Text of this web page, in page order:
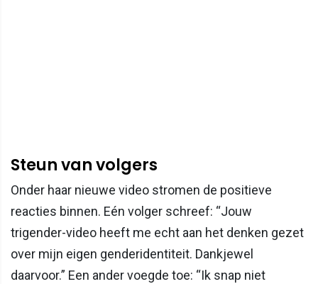
Steun van volgers
Onder haar nieuwe video stromen de positieve
reacties binnen. Eén volger schreef: “Jouw
trigender-video heeft me echt aan het denken gezet
over mijn eigen genderidentiteit. Dankjewel
daarvoor.” Een ander voegde toe: “Ik snap niet